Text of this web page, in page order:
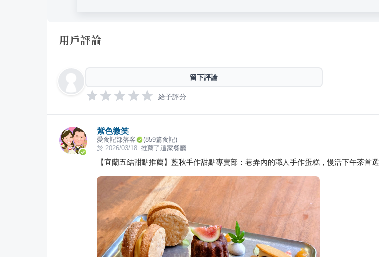
用戶評論
留下評論
給予評分
紫色微笑
愛食記部落客 (859篇食記)
於 2026/03/18 推薦了這家餐廳
【宜蘭五結甜點推薦】藍秋手作甜點專賣部：巷弄內的職人手作蛋糕，慢活下午茶首選